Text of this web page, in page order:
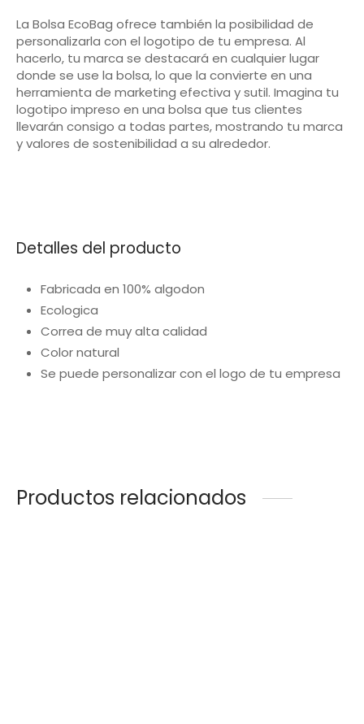
La Bolsa EcoBag ofrece también la posibilidad de
personalizarla con el logotipo de tu empresa. Al
hacerlo, tu marca se destacará en cualquier lugar
donde se use la bolsa, lo que la convierte en una
herramienta de marketing efectiva y sutil. Imagina tu
logotipo impreso en una bolsa que tus clientes
llevarán consigo a todas partes, mostrando tu marca
y valores de sostenibilidad a su alrededor.
Detalles del producto
Fabricada en 100% algodon
Ecologica
Correa de muy alta calidad
Color natural
Se puede personalizar con el logo de tu empresa
Productos relacionados